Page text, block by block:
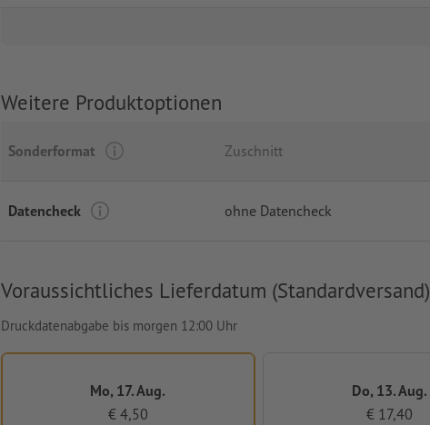
Weitere Produktoptionen
Sonderformat Zuschnitt
Datencheck ohne Datencheck
Voraussichtliches Lieferdatum (Standardversand)
Druckdatenabgabe bis morgen 12:00 Uhr
Mo, 17. Aug.
€ 4,50
Do, 13. Aug.
€ 17,40